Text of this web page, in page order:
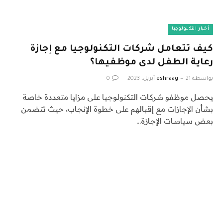
أخبار التكنولوجيا
كيف تتعامل شركات التكنولوجيا مع إجازة
رعاية الطفل لدى موظفيها؟
بواسطة eshraag 21 أبريل، 2023 0
يحصل موظفو شركات التكنولوجيا على مزايا متعددة خاصة
بشأن الإجازات مع إقبالهم على خطوة الإنجاب، حيث تتضمن
بعض سياسات الإجازة…